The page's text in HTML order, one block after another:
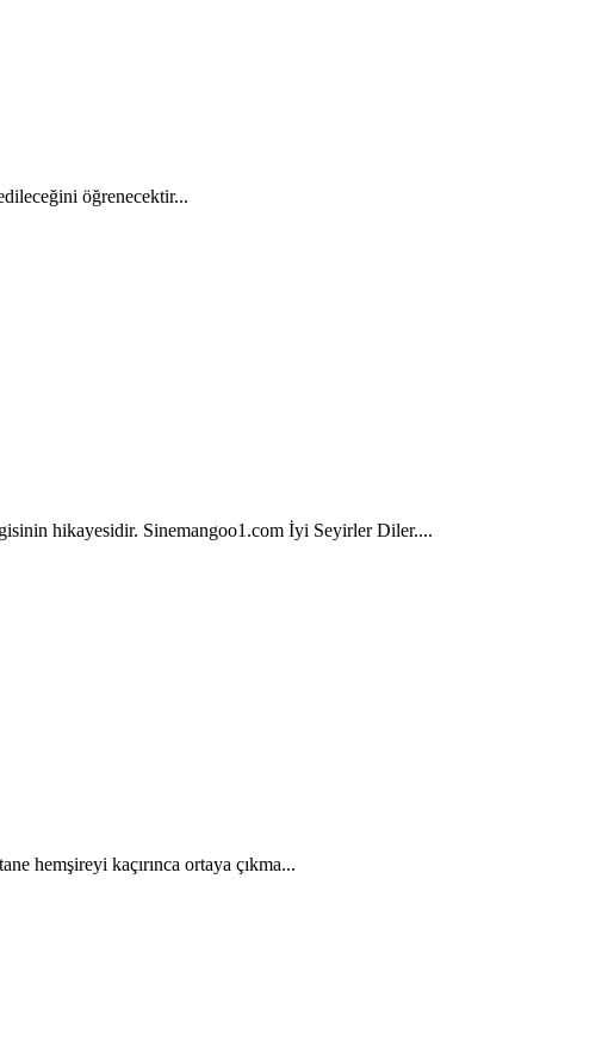
öğrenecektir...
hikayesidir. Sinemangoo1.com İyi Seyirler Diler....
hemşireyi kaçırınca ortaya çıkma...